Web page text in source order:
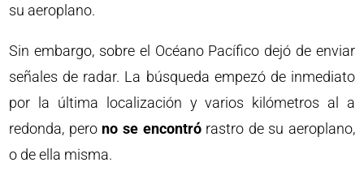
su aeroplano.
Sin embargo, sobre el Océano Pacífico dejó de enviar
señales de radar. La búsqueda empezó de inmediato
por la última localización y varios kilómetros al a
redonda, pero no se encontrórastro de su aeroplano,
o de ella misma.